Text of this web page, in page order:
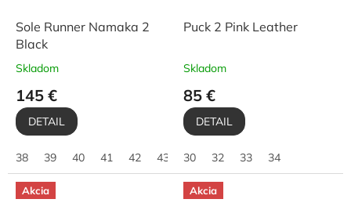
Sole Runner Namaka 2
Black
Skladom
145 €
DETAIL
38 39 40 41 42 43 45
Puck 2 Pink Leather
Skladom
85 €
DETAIL
30 32 33 34
Akcia Akcia